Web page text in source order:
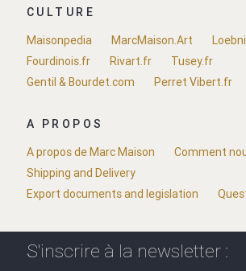
CULTURE
Maisonpedia
MarcMaison.Art
Fourdinois.fr
Rivart.fr
Tusey.fr
Gentil & Bourdet.com
Perret Vibert.fr
A PROPOS
A propos de Marc Maison
Comment
Shipping and Delivery
Export documents and legislation
S'inscrire à la newsletter :